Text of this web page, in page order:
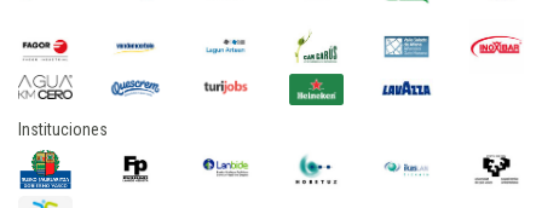
Instituciones